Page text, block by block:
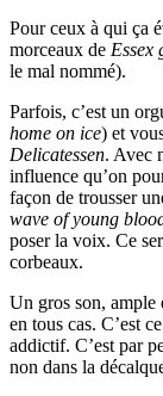
Pour ceux à qui ça
morceaux de Essex
le mal nommé).
Parfois, c’est un
home on ice) et
Delicatessen. Avec
influence qu’on
façon de trousser
wave of young
poser la voix. Ce
corbeaux.
Un gros son, ample
en tous cas. C’est
addictif. C’est par
non dans la